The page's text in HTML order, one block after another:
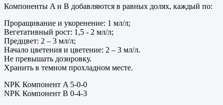
Компоненты A и B добавляются в равных долях, каждый по:
Проращивание и укоренение: 1 мл/л;
Вегетативный рост: 1,5 - 2 мл/л;
Предцвет: 2 – 3 мл/л;
Начало цветения и цветение: 2 – 3 мл/л.
Не превышать дозировку.
Хранить в темном прохладном месте.
NPK Компонент A 5-0-0
NPK Компонент B 0-4-3